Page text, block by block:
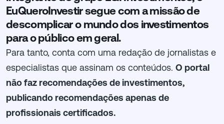
EuQueroInvestir segue com a missão de
descomplicar o mundo dos investimentos
para o público em geral.
Para tanto, conta com uma redação de jornalistas e
especialistas que assinam os conteúdos. O portal
não faz recomendações de investimentos,
publicando recomendações apenas de
profissionais certificados.